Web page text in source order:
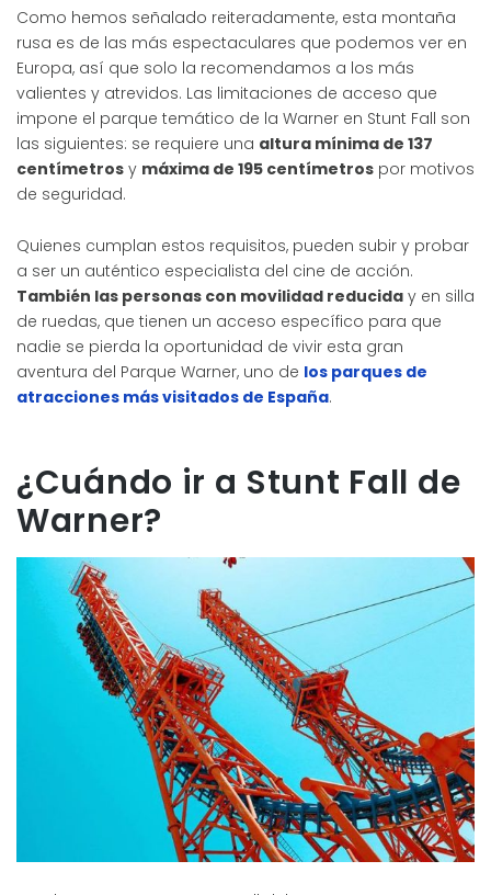
Como hemos señalado reiteradamente, esta montaña
rusa es de las más espectaculares que podemos ver en
Europa, así que solo la recomendamos a los más
valientes y atrevidos. Las limitaciones de acceso que
impone el parque temático de la Warner en Stunt Fall son
las siguientes: se requiere una altura mínima de 137
centímetros y máxima de 195 centímetros por motivos
de seguridad.
Quienes cumplan estos requisitos, pueden subir y probar
a ser un auténtico especialista del cine de acción.
También las personas con movilidad reducida y en silla
de ruedas, que tienen un acceso específico para que
nadie se pierda la oportunidad de vivir esta gran
aventura del Parque Warner, uno de los parques de
atracciones más visitados de España.
¿Cuándo ir a Stunt Fall de
Warner?